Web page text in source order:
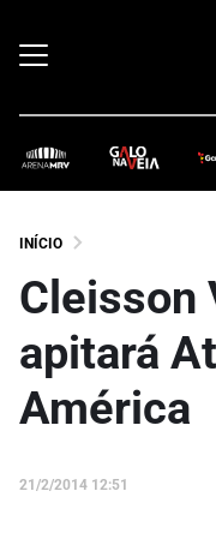
INÍCIO
Cleisson
apitará
América
21/2/2014 12:51